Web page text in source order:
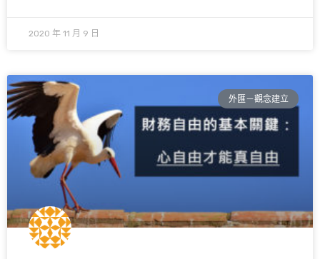
2020 年 11 月 9 日
外匯－觀念建立